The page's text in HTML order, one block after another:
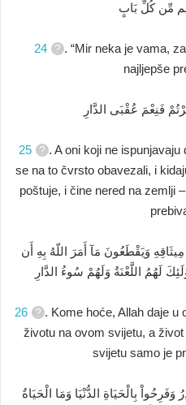
مِّن كُلِّ بَابٍ
24
. “Mir neka je vama,
najljepše
فَنِعْمَ عُقْبَى الدَّارِ
25
. A oni koji ne
se na to čvrsto obavezali, i
poštuje, i čine nered na zemlji
وَيَقْطَعُونَ مَآ أَمَرَ اللّهُ بِهِ أَن
لَهُمُ اللَّعْنَةُ وَلَهُمْ سُوءُ الدَّارِ
26
. Kome hoće, Allah daje u
životu na ovom svijetu, a
svijetu samo je
بِالْحَيَاةِ الدُّنْيَا وَمَا الْحَيَاةُ